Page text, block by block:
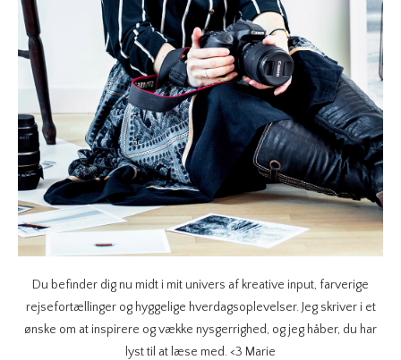
Du befinder dig nu midt i mit univers af kreative input, farverige
rejsefortællinger og hyggelige hverdagsoplevelser. Jeg skriver i et
ønske om at inspirere og vække nysgerrighed, og jeg håber, du har
lyst til at læse med. <3 Marie